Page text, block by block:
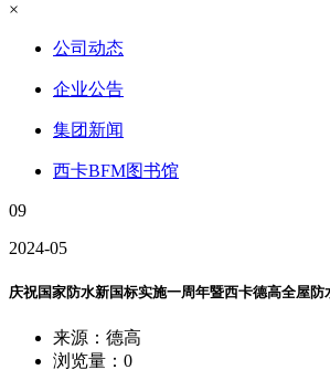
×
公司动态
企业公告
集团新闻
西卡BFM图书馆
09
2024-05
庆祝国家防水新国标实施一周年暨西卡德高全屋
来源：德高
浏览量： 0